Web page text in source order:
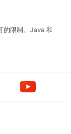
的限制。Java 和